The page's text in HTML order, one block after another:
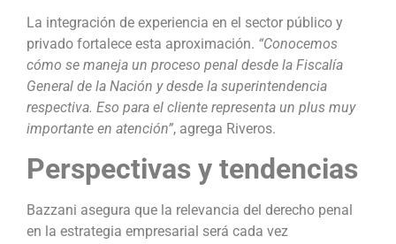
La integración de experiencia en el sector público y
privado fortalece esta aproximación. “Conocemos
cómo se maneja un proceso penal desde la Fiscalía
General de la Nación y desde la superintendencia
respectiva. Eso para el cliente representa un plus muy
importante en atención”, agrega Riveros.
Perspectivas y tendencias
Bazzani asegura que la relevancia del derecho penal
en la estrategia empresarial será cada vez